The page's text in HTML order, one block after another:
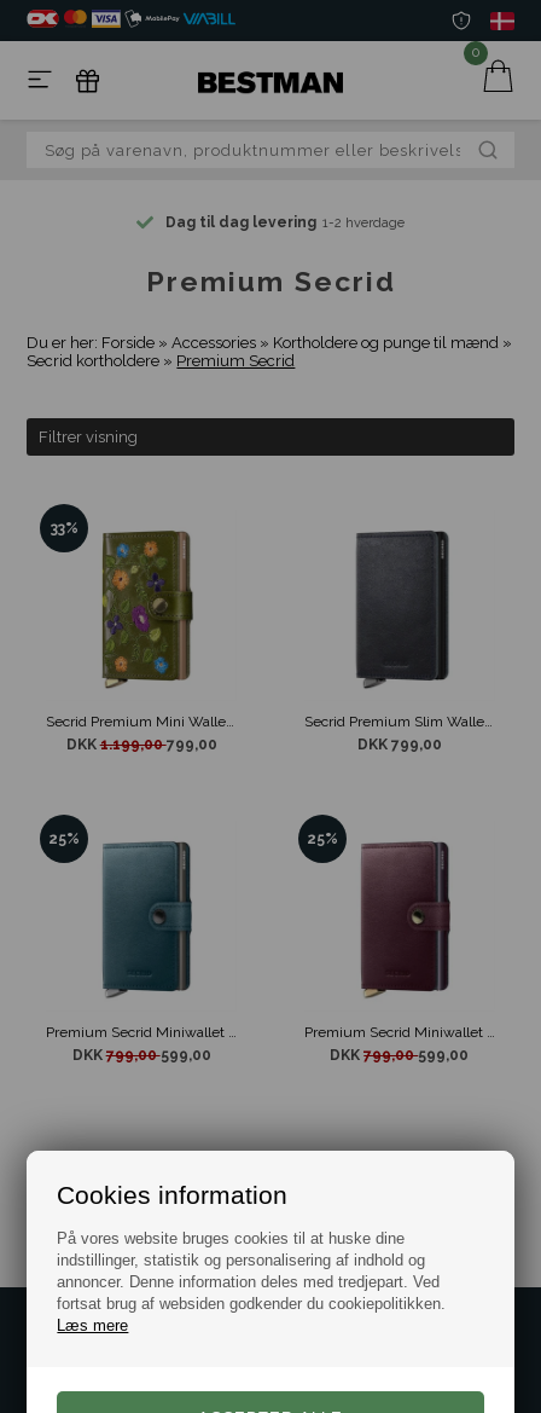
Cookies information
På vores website bruges cookies til at huske dine
indstillinger, statistik og personalisering af indhold og
annoncer. Denne information deles med tredjepart. Ved
fortsat brug af websiden godkender du cookiepolitikken.
Læs mere
0
Dag til dag levering 1-2 hverdage
Premium Secrid
Du er her: Forside »Accessories » Kortholdere og punge til mænd »
Secrid kortholdere » Premium Secrid
Filtrer visning
33%
Secrid Premium Mini Wallet Stitch Floral Olive
DKK1.199,00799,00
Secrid Premium Slim Wallet Basco Navy
DKK 799,00
25%
DKK799,00599,00
25%
DKK799,00599,00